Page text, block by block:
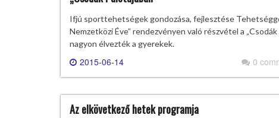
Ifjú sporttehetségek gondozása, fejlesztése
Nemzetközi Éve” rendezvényen való részvétel a
nagyon élvezték a gyerekek.
2015-06-14 0
Az elkövetkező hetek programja